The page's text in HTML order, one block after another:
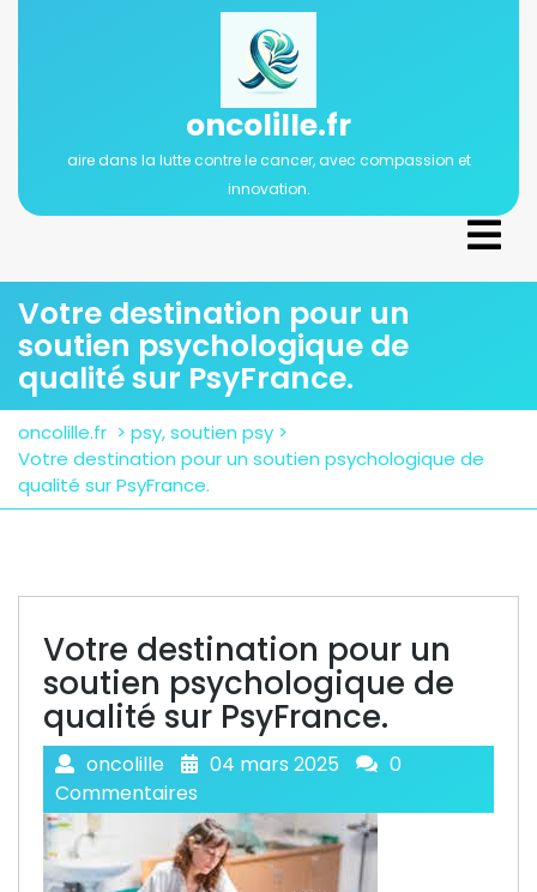
oncolille.fr
aire dans la lutte contre le cancer, avec compassion et
innovation.
Votre destination pour un
soutien psychologique de
qualité sur PsyFrance.
oncolille.fr > psy,soutien psy >
Votre destination pour un soutien psychologique de
qualité sur PsyFrance.
Votre destination pour un
soutien psychologique de
qualité sur PsyFrance.
oncolille 04 mars 2025
0
Commentaires